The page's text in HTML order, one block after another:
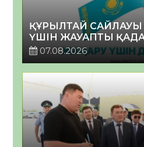
ҚҰРЫЛТАЙ САЙЛАУЫ
ҮШІН ЖАУАПТЫ
07.08.2026